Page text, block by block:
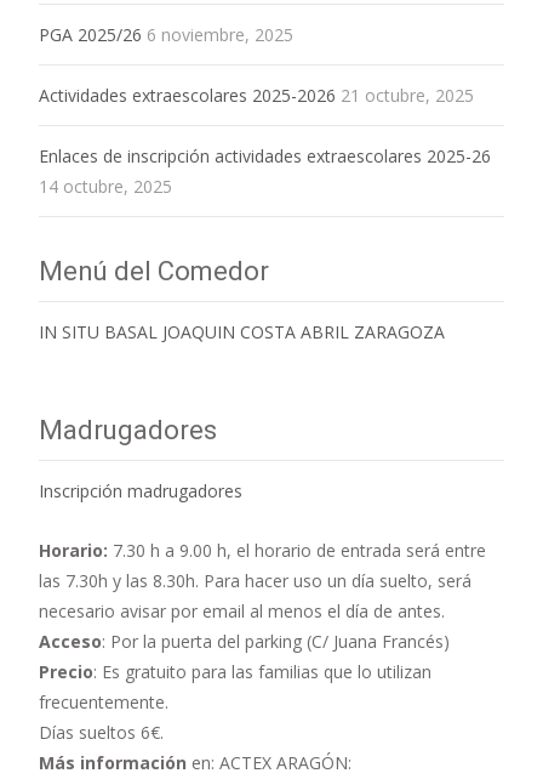
PGA 2025/26 6 noviembre, 2025
Actividades extraescolares 2025-2026 21 octubre, 2025
Enlaces de inscripción actividades extraescolares 2025-26
14 octubre, 2025
Menú del Comedor
IN SITU BASAL JOAQUIN COSTA ABRIL ZARAGOZA
Madrugadores
Inscripción madrugadores
Horario: 7.30 h a 9.00 h, el horario de entrada será entre
las 7.30h y las 8.30h. Para hacer uso un día suelto, será
necesario avisar por email al menos el día de antes.
Acceso: Por la puerta del parking (C/ Juana Francés)
Precio: Es gratuito para las familias que lo utilizan
frecuentemente.
Días sueltos 6€.
Más información en: ACTEX ARAGÓN: